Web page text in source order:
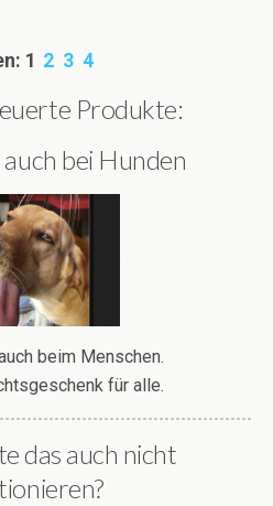
1 2 3 4
Produkte:
bei Hunden
beim Menschen.
für alle.
das auch nicht